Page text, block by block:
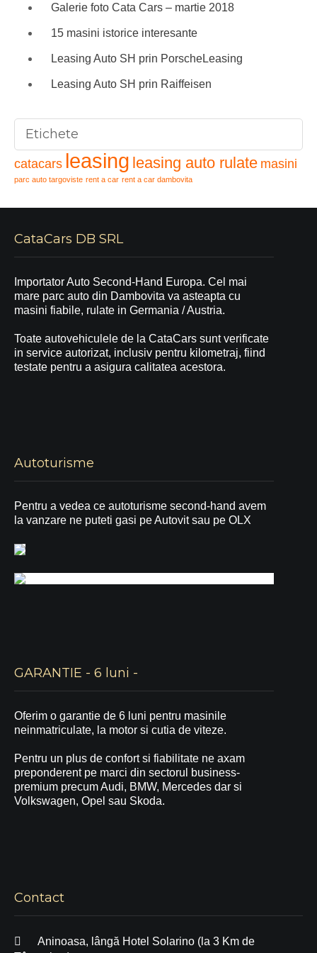
Galerie foto Cata Cars – martie 2018
15 masini istorice interesante
Leasing Auto SH prin PorscheLeasing
Leasing Auto SH prin Raiffeisen
Etichete
catacars leasing leasing auto rulate masini
parc auto targoviste rent a car rent a car dambovita
CataCars DB SRL
Importator Auto Second-Hand Europa. Cel mai
mare parc auto din Dambovita va asteapta cu
masini fiabile, rulate in Germania / Austria.
Toate autovehiculele de la CataCars sunt verificate
in service autorizat, inclusiv pentru kilometraj, fiind
testate pentru a asigura calitatea acestora.
Autoturisme
Pentru a vedea ce autoturisme second-hand avem
la vanzare ne puteti gasi pe Autovit sau pe OLX
GARANTIE - 6 luni -
Oferim o garantie de 6 luni pentru masinile
neinmatriculate, la motor si cutia de viteze.
Pentru un plus de confort si fiabilitate ne axam
preponderent pe marci din sectorul business-
premium precum Audi, BMW, Mercedes dar si
Volkswagen, Opel sau Skoda.
Contact
Aninoasa, lângă Hotel Solarino (la 3 Km de